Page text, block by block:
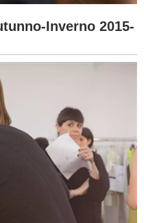
Inverno 2015-